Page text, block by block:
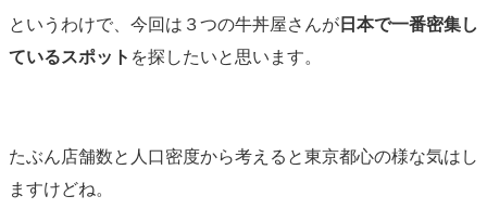
というわけで、今回は３つの牛丼屋さんが 日本で一番密集し
ているスポット を探したいと思います。
たぶん店舗数と人口密度から考えると東京都心の様な気はし
ますけどね。